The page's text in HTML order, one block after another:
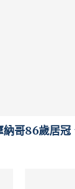
哥86歲居冠